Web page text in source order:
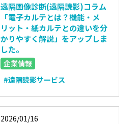
遠隔画像診断(遠隔読影)コラム
「電子カルテとは？機能・メ
リット・紙カルテとの違いを分
かりやすく解説」をアップしま
した。
企業情報
#遠隔読影サービス
2026/01/16